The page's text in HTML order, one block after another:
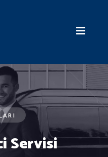
Servisi